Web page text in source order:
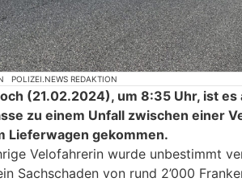
POLIZEI.NEWS REDAKTION
(21.02.2024), um 8:35 Uhr, ist es
zu einem Unfall zwischen einer
Lieferwagen gekommen.
Velofahrerin wurde unbestimmt
Sachschaden von rund 2’000